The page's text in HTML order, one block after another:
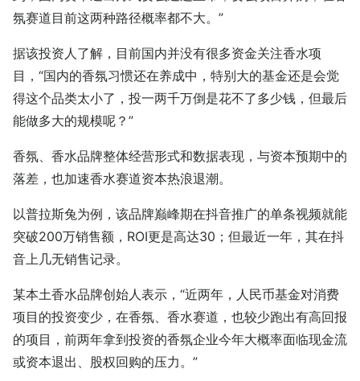
氛赛道目前这两种路径概率都不大。”
据该投资人了解，目前国内并没有很多资金关注香水项
目，“国内的香氛习惯还在养成中，特别大的基金还是会觉
得这个品类太小了，投一两千万倒是花不了多少钱，但最后
能做多大的规模呢？”
香氛、香水品牌整体经营形式和数据表现，与资本预期中的
落差，也加速香水赛道资本热浪退潮。
以普拉斯兔为例，该品牌巅峰期在抖音推广的单条视频就能
突破200万销售额，ROI更是高达30；但最近一年，其在抖
音上几无销售记录。
某本土香水品牌创始人表示，“近两年，人民币基金对消费
项目的投资变少，在香氛、香水赛道，也较少跑出有高回报
的项目，前两年拿到投资的香氛企业今年大概率面临现金流
或资本退出、股权回购的压力。”